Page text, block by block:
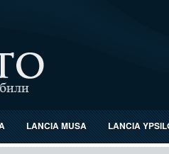
LANCIA MUSA LANCIA